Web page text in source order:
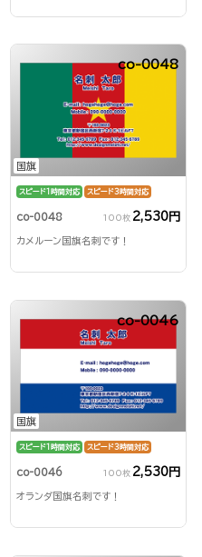
国旗
co-0048
スピード1時間対応 スピード3時間対応
co-0048 100枚 2,530円
カメルーン国旗名刺です！
国旗
co-0046
スピード1時間対応 スピード3時間対応
co-0046 100枚 2,530円
オランダ国旗名刺です！